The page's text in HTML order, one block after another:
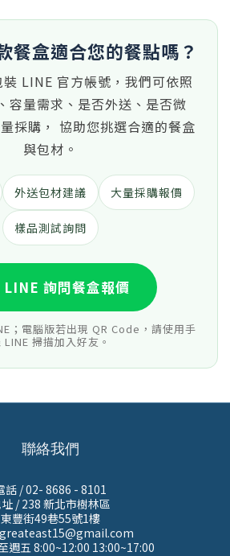
餐盒適合您的餐點嗎？
LINE 官方帳號，我們可依照
容量需求、是否外送、是否微
採購， 協助您挑選合適的餐盒
與包材。
外送包材建議 大量採購報價
樣品測試詢問
LINE 詢問餐盒報價
；電腦版若出現 QR Code，請使用手
LINE 掃描加入好友。
聯絡我們
話 / 02- 8686 - 8101
/238 新北市樹林區
東豐街49巷55號1樓
週五 8:00~12:00 13:00~17:00